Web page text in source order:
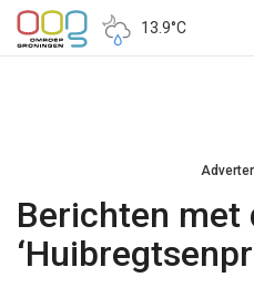
13.9°C
Berichten met